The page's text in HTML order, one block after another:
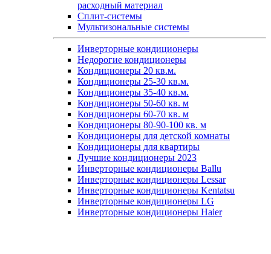
расходный материал
Сплит-системы
Мультизональные системы
Инверторные кондиционеры
Недорогие кондиционеры
Кондиционеры 20 кв.м.
Кондиционеры 25-30 кв.м.
Кондиционеры 35-40 кв.м.
Кондиционеры 50-60 кв. м
Кондиционеры 60-70 кв. м
Кондиционеры 80-90-100 кв. м
Кондиционеры для детской комнаты
Кондиционеры для квартиры
Лучшие кондиционеры 2023
Инверторные кондиционеры Ballu
Инверторные кондиционеры Lessar
Инверторные кондиционеры Kentatsu
Инверторные кондиционеры LG
Инверторные кондиционеры Haier